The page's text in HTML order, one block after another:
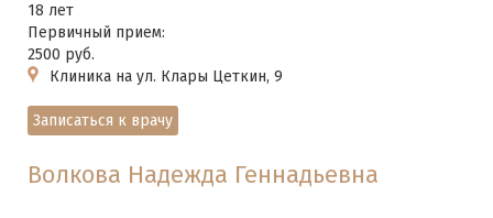
18 лет
Первичный прием:
2500 руб.
Клиника на ул. Клары Цеткин, 9
Записаться к врачу
Волкова Надежда Геннадьевна